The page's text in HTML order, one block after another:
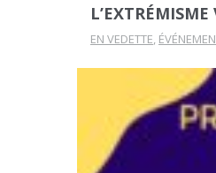
EN VEDETTE,